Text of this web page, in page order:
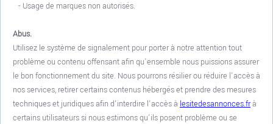
- Usage de marques non autorisés.
Abus.
Utilisez le système de signalement pour porter à notre attention tout
problème ou contenu offensant afin qu'ensemble nous puissions assurer
le bon fonctionnement du site. Nous pourrons résilier ou réduire l'accès à
nos services, retirer certains contenus hébergés et prendre des mesures
techniques et juridiques afin d'interdire l'accès à lesitedesannonces.frà
certains utilisateurs si nous estimons qu'ils posent problème ou se